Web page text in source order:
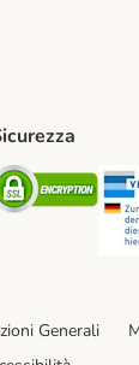
Generali